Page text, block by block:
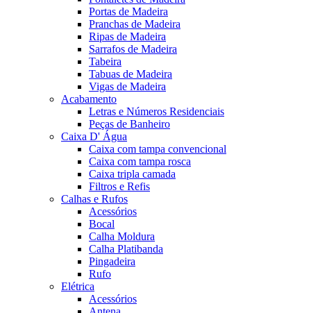
Portas de Madeira
Pranchas de Madeira
Ripas de Madeira
Sarrafos de Madeira
Tabeira
Tabuas de Madeira
Vigas de Madeira
Acabamento
Letras e Números Residenciais
Peças de Banheiro
Caixa D' Água
Caixa com tampa convencional
Caixa com tampa rosca
Caixa tripla camada
Filtros e Refis
Calhas e Rufos
Acessórios
Bocal
Calha Moldura
Calha Platibanda
Pingadeira
Rufo
Elétrica
Acessórios